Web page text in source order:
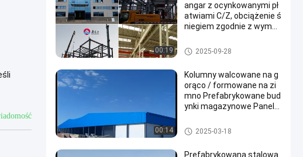
00:19
angar z ocynkowanymi pł
atwiami C/Z, obciążenie ś
niegiem zgodnie z wymag
Wyrobek stalowy konstrukcyjn
y
2025-09-28
00:14
Kolumny walcowane na g
orąco / formowane na zi
mno Prefabrykowane bud
ynki magazynowe Panele
Okładziny do trwałej budo
wy
Magazyn Konstrukcji Stalowy
ch
2025-03-18
Prefabrykowana stalowa